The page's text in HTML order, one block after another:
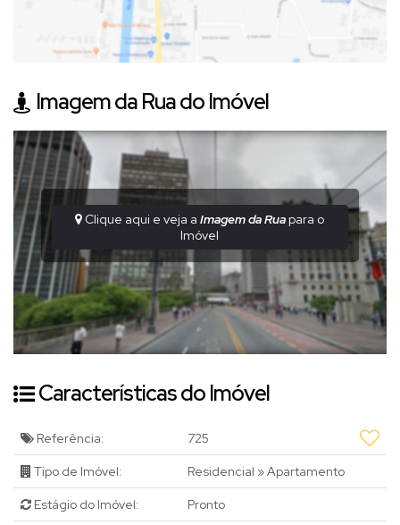
Imagem da Rua do Imóvel
Clique aqui e veja aImagem da Rua para o
Imóvel
Características do Imóvel
Referência: 725
Tipo de Imóvel: Residencial »Apartamento
Estágio do Imóvel: Pronto